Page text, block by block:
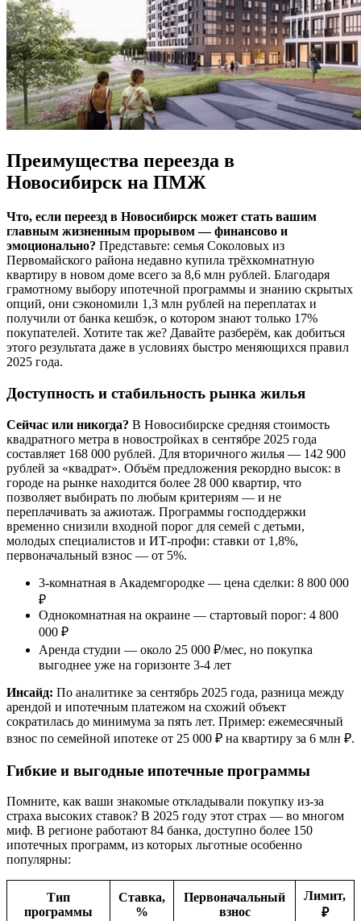
Преимущества переезда в
Новосибирск на ПМЖ
Что, если переезд в Новосибирск может стать вашим
главным жизненным прорывом — финансово и
эмоционально? Представьте: семья Соколовых из
Первомайского района недавно купила трёхкомнатную
квартиру в новом доме всего за 8,6 млн рублей. Благодаря
грамотному выбору ипотечной программы и знанию скрытых
опций, они сэкономили 1,3 млн рублей на переплатах и
получили от банка кешбэк, о котором знают только 17%
покупателей. Хотите так же? Давайте разберём, как добиться
этого результата даже в условиях быстро меняющихся правил
2025 года.
Доступность и стабильность рынка жилья
Сейчас или никогда? В Новосибирске средняя стоимость
квадратного метра в новостройках в сентябре 2025 года
составляет 168 000 рублей. Для вторичного жилья — 142 900
рублей за «квадрат». Объём предложения рекордно высок: в
городе на рынке находится более 28 000 квартир, что
позволяет выбирать по любым критериям — и не
переплачивать за ажиотаж. Программы господдержки
временно снизили входной порог для семей с детьми,
молодых специалистов и ИТ-профи: ставки от 1,8%,
первоначальный взнос — от 5%.
3-комнатная в Академгородке — цена сделки: 8 800 000
₽
Однокомнатная на окраине — стартовый порог: 4 800
000 ₽
Аренда студии — около 25 000 ₽/мес, но покупка
выгоднее уже на горизонте 3-4 лет
Инсайд: По аналитике за сентябрь 2025 года, разница между
арендой и ипотечным платежом на схожий объект
сократилась до минимума за пять лет. Пример: ежемесячный
взнос по семейной ипотеке от 25 000 ₽ на квартиру за 6 млн ₽.
Гибкие и выгодные ипотечные программы
Помните, как ваши знакомые откладывали покупку из-за
страха высоких ставок? В 2025 году этот страх — во многом
миф. В регионе работают 84 банка, доступно более 150
ипотечных программ, из которых льготные особенно
популярны:
Тип
программы
Ставка,
%
Первоначальный
взнос
Лимит,
₽